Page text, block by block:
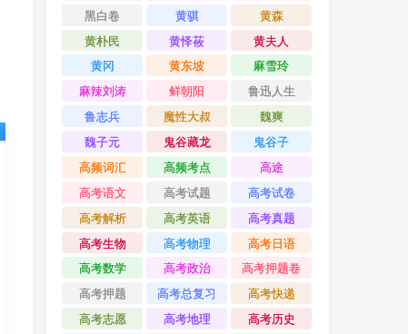
黑白卷
黄骐
黄森
黄朴民
黄怿莜
黄夫人
黄冈
黄东坡
麻雪玲
麻辣刘涛
鲜朝阳
鲁迅人生
鲁志兵
魔性大叔
魏爽
魏子元
鬼谷藏龙
鬼谷子
高频词汇
高频考点
高途
高考语文
高考试题
高考试卷
高考解析
高考英语
高考真题
高考生物
高考物理
高考日语
高考数学
高考政治
高考押题卷
高考押题
高考总复习
高考快递
高考志愿
高考地理
高考历史